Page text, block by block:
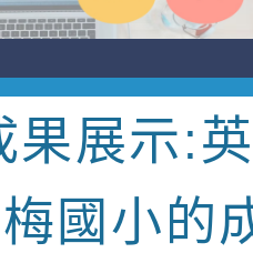
果展示:
國小的